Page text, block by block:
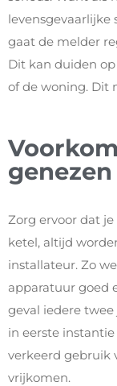
levensgevaarlijke
gaat de melder
Dit kan duiden
of de woning. Dit
genezen
Zorg ervoor dat
ketel, altijd
installateur. Zo
apparatuur goed
geval iedere
in eerste
verkeerd gebruik
vrijkomen.